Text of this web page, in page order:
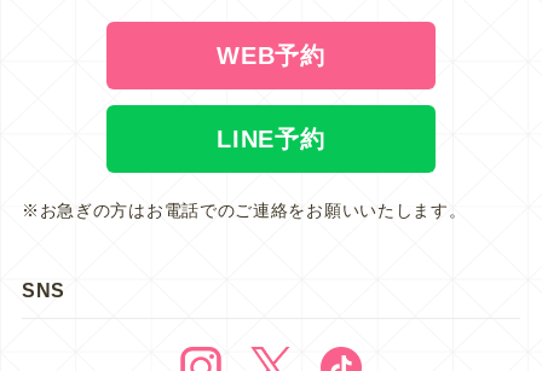
WEB予約
LINE予約
※お急ぎの方はお電話でのご連絡をお願いいたします。
SNS